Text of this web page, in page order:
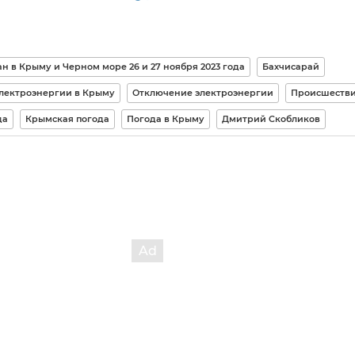
в Крыму и Черном море 26 и 27 ноября 2023 года Бахчисарай
в Крыму Отключение электроэнергии
Крымская погода Погода в Крыму Дмитрий Скобликов